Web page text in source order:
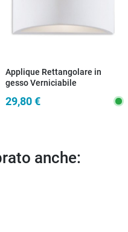
Applique Rettangolare in
gesso Verniciabile
Biemissione Lampada adatta
per camere corridoi e saloni G9
29,80 €
anche: